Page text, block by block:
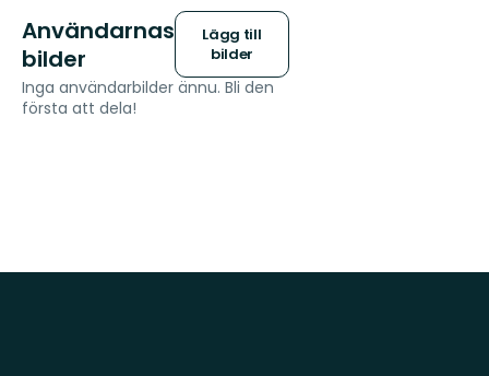
Användarnas
bilder
Lägg till
bilder
Inga användarbilder ännu. Bli den
första att dela!